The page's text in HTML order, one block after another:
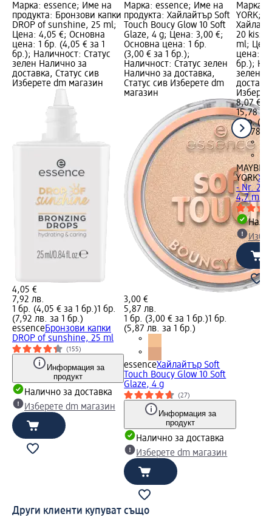
Марка: essence; Име на
продукта: Бронзови капки
DROP of sunshine, 25 ml;
Цена: 4,05 €; Основна
цена: 1 бр. (4,05 € за 1
бр.); Наличност: Статус
зелен Налично за
доставка, Статус сив
Изберете dm магазин
4,05 €
7,92 лв.
1 бр. (4,05 € за 1 бр.)1 бр.
(7,92 лв. за 1 бр.)
essenceБронзови капки
DROP of sunshine, 25 ml
(155)
Информация за
продукт
Налично за доставка
Изберете dm магазин
Марка: essence; Име на
продукта: Хайлайтър Soft
Touch Boucy Glow 10 Soft
Glaze, 4 g; Цена: 3,00 €;
Основна цена: 1 бр.
(3,00 € за 1 бр.);
Наличност: Статус зелен
Налично за доставка,
Статус сив Изберете dm
магазин
3,00 €
5,87 лв.
1 бр. (3,00 € за 1 бр.)1 бр.
(5,87 лв. за 1 бр.)
essenceХайлайтър Soft
Touch Boucy Glow 10 Soft
Glaze, 4 g
(27)
Информация за
продукт
Налично за доставка
Изберете dm магазин
Марка:
YORK;
20 kiss
ml;
цена: 1
бр.);
зелен
8,07 €
15,78 лв.
1 бр.
(15,78
YORK
- Nr. 20
4,7 ml
Други клиенти купуват също